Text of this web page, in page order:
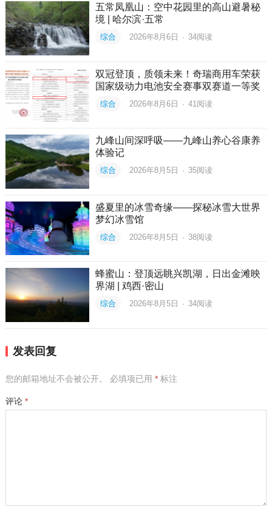
五常凤凰山：空中花园里的高山避暑秘
境 | 哈尔滨·五常
综合 2026年8月6日 · 34阅读
双冠登顶，质领未来！奇瑞商用车荣获
国家级动力电池安全赛事双赛道一等奖
综合 2026年8月6日 · 41 阅读
九峰山间深呼吸——九峰山养心谷康养
体验记
综合 2026年8月5日 · 35阅读
盛夏里的冰雪奇缘——探秘冰雪大世界
梦幻冰雪馆
综合 2026年8月5日 · 38阅读
蜂蜜山：登顶远眺兴凯湖，日出金滩映
界湖 | 鸡西·密山
综合 2026年8月5日 · 34阅读
发表回复
您的邮箱地址不会被公开。 必填项已用 *标注
评论 *